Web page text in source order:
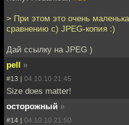
> При этом это очень
сравнению с) JPEG-копия :)
Дай ссылку на JPEG )
pell »
#13 | 04.10.10 21:45
Size does matter!
осторожный »
#14 | 04.10.10 21:50